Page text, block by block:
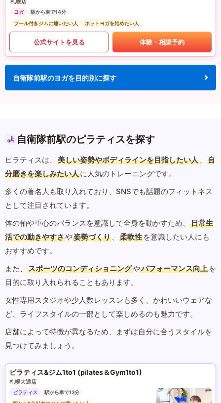
札幌店
ヨガ
駅から車で14分
プール付きジムに通いたい人
ホットヨガを始めたい人
公式サイトを見る 体験・相談予約
自衛隊前駅のヨガを目的別に探す
自衛隊前駅のピラティスを探す
ピラティスは、 美しい姿勢やボディラインを目指したい人 、
自
分磨きを楽しみたい人に人気のトレーニングです。
多くの著名人も取り入れており、SNSでも話題のフィットネス
として注目されています。
体の軸や重心のバランスを意識して全身を動かすため、
日常生
活での動きやすさや姿勢づくり 、 柔軟性 を意識したい人にも
おすすめです。
また、
スポーツのコンディショニングやパフォーマンス向上 を
目的に取り入れられることもあります。
女性専用スタジオや少人数レッスンも多く、かわいいウェアな
ど、ライフスタイルの一部として楽しめるのも魅力です。
店舗によって特徴が異なるため、まずは自分に合うスタイルを
見つけてみましょう。
ピラティス&ジム1to1 (pilates＆Gym1to1)
札幌大通店
ピラティス
駅から車で12分